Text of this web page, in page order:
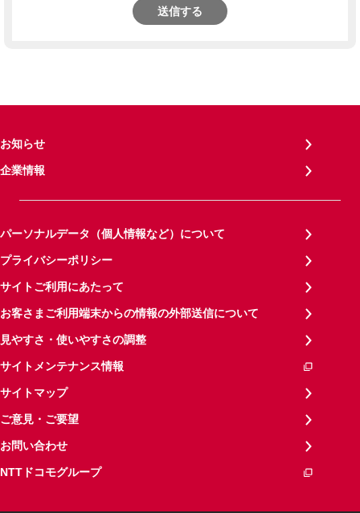
送信する
お知らせ
企業情報
パーソナルデータ（個人情報など）について
プライバシーポリシー
サイトご利用にあたって
お客さまご利用端末からの情報の外部送信について
見やすさ・使いやすさの調整
サイトメンテナンス情報
サイトマップ
ご意見・ご要望
お問い合わせ
NTTドコモグループ